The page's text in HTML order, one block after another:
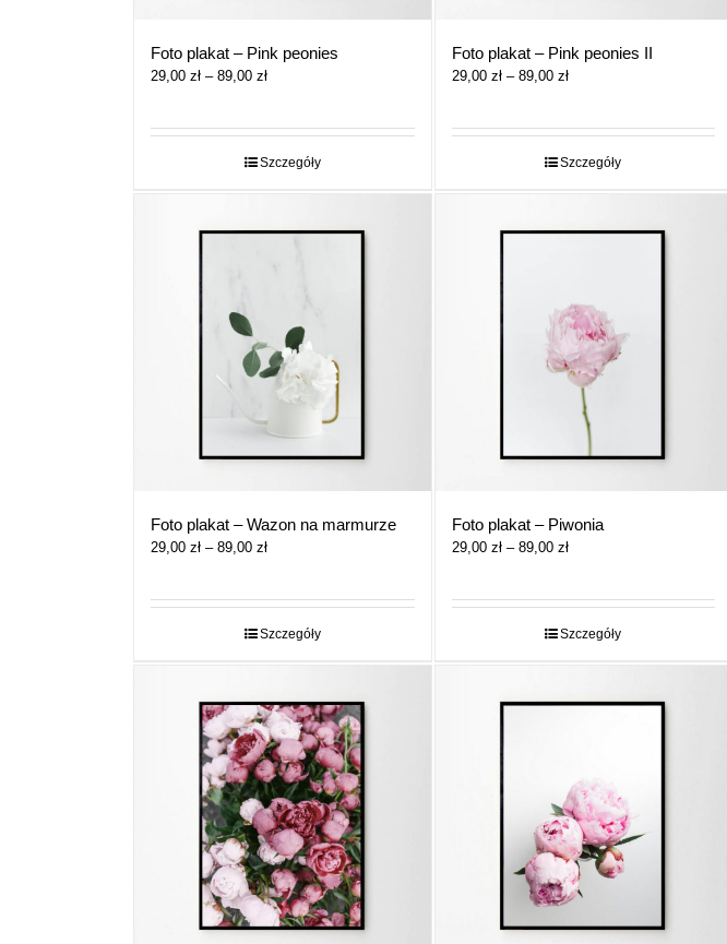
Foto plakat – Pink peonies
29,00 zł – 89,00 złZakres
29,00 zł
do
Szczegóły
Foto plakat – Pink peonies II
29,00 zł – 89,00 złZakres
29,00 zł
do
Szczegóły
Foto plakat – Wazon na marmurze
29,00 zł – 89,00 złZakres
29,00 zł
do
Szczegóły
Foto plakat – Piwonia
29,00 zł – 89,00 złZakres
29,00 zł
do
Szczegóły